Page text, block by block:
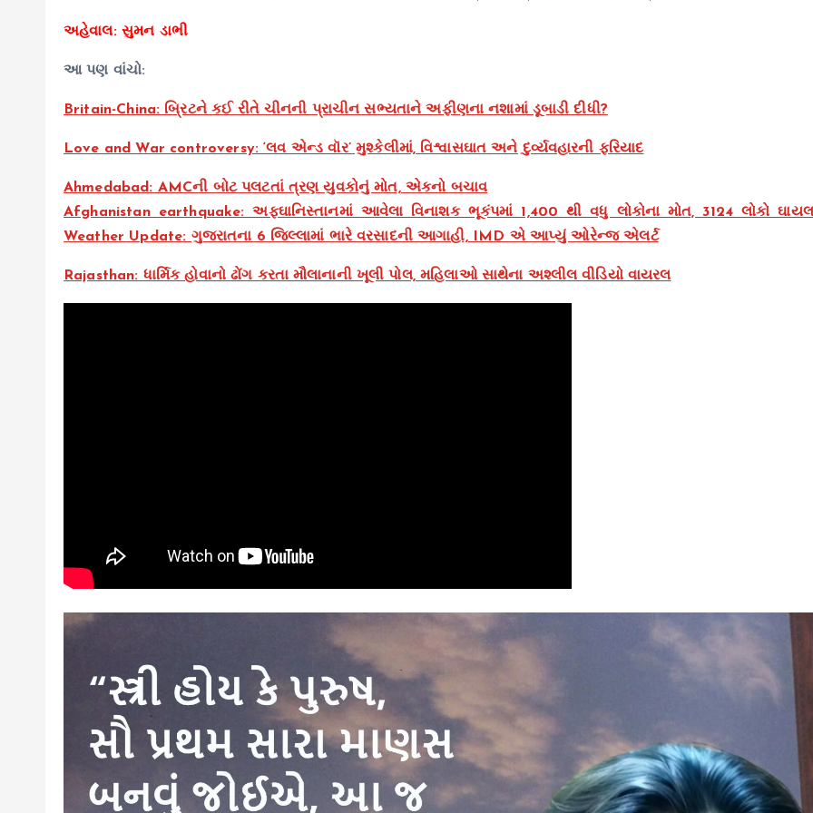
અહેવાલ: સુમન ડાભી
આ પણ વાંચો:
Britain-China: બ્રિટને કઈ રીતે ચીનની પ્રાચીન સભ્યતાને અફીણના નશામાં ડૂબાડી દીધી?
Love and War controversy: ‘લવ એન્ડ વૉર’ મુશ્કેલીમાં, વિશ્વાસઘાત અને દુર્વ્યવહારની ફરિયાદ
Ahmedabad: AMCની બોટ પલટતાં ત્રણ યુવકોનું મોત, એકનો બચાવ
Afghanistan earthquake: અફઘાનિસ્તાનમાં આવેલા વિનાશક ભૂકંપમાં 1,400 થી વધુ લોકોના મોત, 3124 લોકો ઘાયલ
Weather Update: ગુજરાતના 6 જિલ્લામાં ભારે વરસાદની આગાહી, IMD એ આપ્યું ઓરેન્જ એલર્ટ
Rajasthan: ધાર્મિક હોવાનો ઢોંગ કરતા મૌલાનાની ખૂલી પોલ, મહિલાઓ સાથેના અશ્લીલ વીડિયો વાયરલ